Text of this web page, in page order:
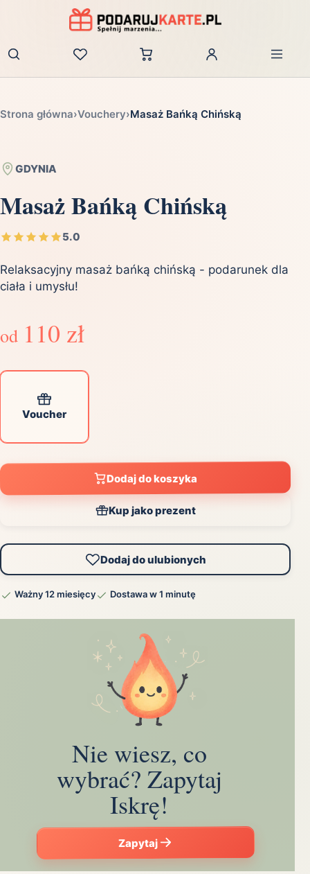
Zaloguj
Strona główna›Vouchery›Masaż Bańką Chińską
GDYNIA
Masaż Bańką Chińską
5.0
Relaksacyjny masaż bańką chińską - podarunek dla
ciała i umysłu!
od 110 zł
Voucher
Dodaj do koszyka
Kup jako prezent
Dodaj do ulubionych
Ważny 12 miesięcy Dostawa w 1 minutę
Nie wiesz, co
wybrać? Zapytaj
Iskrę!
Zapytaj